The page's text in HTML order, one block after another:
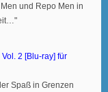
und Repo Men in
2 [Blu-ray] für
Spaß in Grenzen